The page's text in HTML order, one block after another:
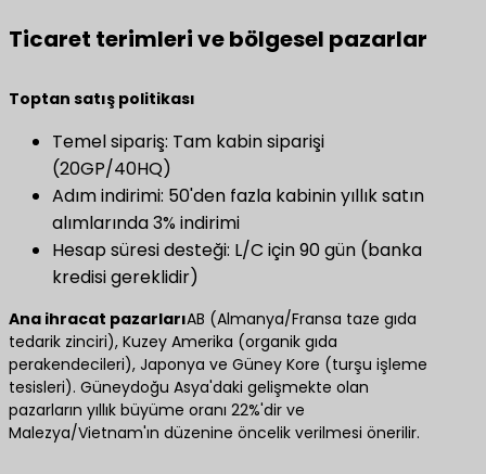
Ticaret terimleri ve bölgesel pazarlar
​Toptan satış politikası​
Temel sipariş: Tam kabin siparişi
(20GP/40HQ)
Adım indirimi: 50'den fazla kabinin yıllık satın
alımlarında 3% indirimi
Hesap süresi desteği: L/C için 90 gün (banka
kredisi gereklidir)
​Ana ihracat pazarları​AB (Almanya/Fransa taze gıda
tedarik zinciri), Kuzey Amerika (organik gıda
perakendecileri), Japonya ve Güney Kore (turşu işleme
tesisleri). Güneydoğu Asya'daki gelişmekte olan
pazarların yıllık büyüme oranı 22%'dir ve
Malezya/Vietnam'ın düzenine öncelik verilmesi önerilir.